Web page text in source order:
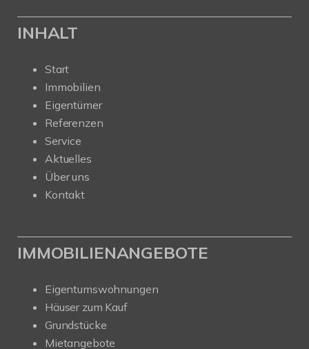
INHALT
Start
Immobilien
Eigentümer
Referenzen
Service
Aktuelles
Über uns
Kontakt
IMMOBILIENANGEBOTE
Eigentumswohnungen
Häuser zum Kauf
Grundstücke
Mietangebote